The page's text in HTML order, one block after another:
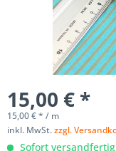
15,00 € *
15,00 € * / m
inkl. MwSt.zzgl.
Sofort